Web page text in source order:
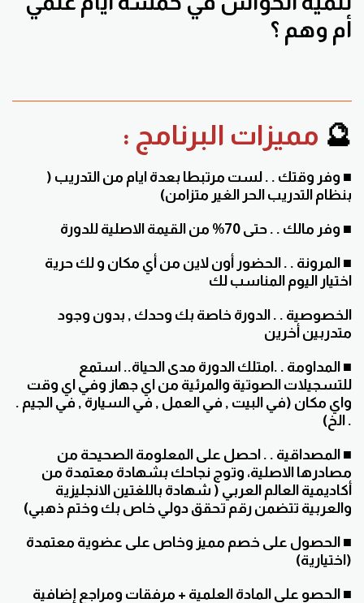
أم وهم ؟
🔮 مميزات البرنامج :
■ وفر وقتك . . لست مرتبطا بعدة ايام من التدريب (
بنظام التدريب الحر الغير متزامن)
■ وفر مالك . . حتى 70% من القيمة الاصلية للدورة
■ المرونة . . الحضور أون لاين من أي مكان و لك حرية
اختيار اليوم المناسب لك
الخصوصية . . الدورة خاصة بك وحدك , بدون وجود
متدربين أخرين
■ المداومة . .امتلك الدورة مدى الحياة.. استمع
للتسجيلات الصوتية والمرئية من اي جهاز وفي اي وقت
واي مكان (في البيت , في العمل , في السيارة , في الجيم .
. الخ)
■ المصداقية . . احصل على المعلومة الصحيحة من
مصادرها الاصلية، وتوج نجاحك بشهادة معتمدة من
أكاديمية العالم العربي ( شهادة باللغتين الانجليزية
والعربية تتضمن رقم تحقق دولي خاص بك وختم ذهبي)
■ الحصول على خصم مميز وخاص على عضوية معتمدة
(اختيارية)
■ الحصو على المادة العلمية + مرفقات ومراجع إضافية